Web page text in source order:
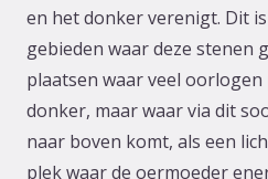
en het donker verenigt. Dit
gebieden waar deze stenen
plaatsen waar veel
donker, maar waar via dit
naar boven komt, als een
plek waar de oermoeder